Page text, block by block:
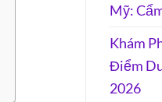
Mỹ:
Khám
Điểm
2026